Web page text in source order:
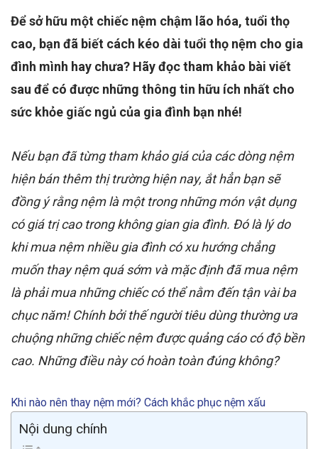
Để sở hữu một chiếc nệm chậm lão hóa, tuổi thọ
cao, bạn đã biết cách kéo dài tuổi thọ nệm cho gia
đình mình hay chưa? Hãy đọc tham khảo bài viết
sau để có được những thông tin hữu ích nhất cho
sức khỏe giấc ngủ của gia đình bạn nhé!
Nếu bạn đã từng tham khảo giá của các dòng nệm
hiện bán thêm thị trường hiện nay, ắt hẳn bạn sẽ
đồng ý rằng nệm là một trong những món vật dụng
có giá trị cao trong không gian gia đình. Đó là lý do
khi mua nệm nhiều gia đình có xu hướng chẳng
muốn thay nệm quá sớm và mặc định đã mua nệm
là phải mua những chiếc có thể nằm đến tận vài ba
chục năm! Chính bởi thế người tiêu dùng thường ưa
chuộng những chiếc nệm được quảng cáo có độ bền
cao. Những điều này có hoàn toàn đúng không?
Khi nào nên thay nệm mới? Cách khắc phục nệm xấu
Nội dung chính